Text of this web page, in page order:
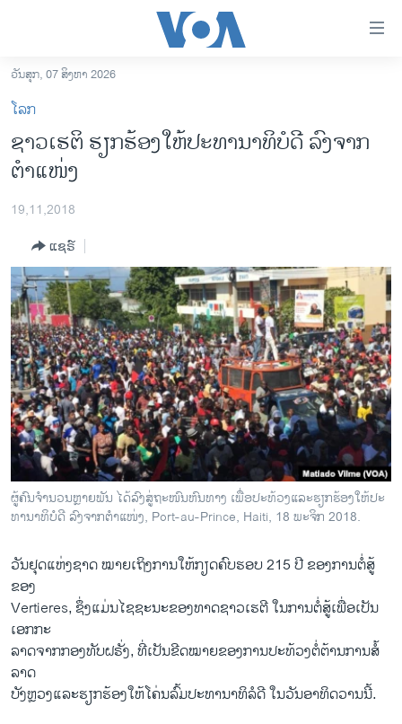
ເຂົ້າ
ຫາ
ຂ້າມ
ຂ້າມ
ຫາ
ອາເມຣິກາ
ຂ່າວ​ຈີນ
ໂລກ
ເອເຊຍ
ອິດສະຫຼະພາບດ້ານການຂ່າວ
ຊີວິດຊາວລາວ
ຊຸມຊົນຊາວລາວ
ວິທະຍາສາດ-ເທັກໂນໂລຈີ
ທຸລະກິດ
ພາສາອັງກິດ
ວີດີໂອ
ລາຍການກະຈາຍສຽງ
ລາຍງານ
ຕິດຕາມພວກເຮົາ ທີ່
ພາສາຕ່າງໆ
ວັນສຸກ, 07 ສິງຫາ 2026
ໂລກ
​ຊາວ​ເຮ​ຕິ ​ຮຽກ​ຮ້ອງ​ໃຫ້ປະ​ທາ​ນາ​ທິ​ບໍ​ດີ ລົງ​ຈາກ​
ຕຳ​ແໜ່ງ
19,11,2018
ແຊຣ໌
ຜູ້​ຄົນ​ຈຳ​ນວນຫຼາຍ​ພັນ​ ໄດ້​ລົງ​ສູ່​ຖະ​ໜົນ​ຫົນ​ທາງ ເພື່ອ​ປະ​ທ້ວງແລະ​ຮຽກ​ຮ້ອງ​ໃຫ້ປະ​
ທາ​ນາ​ທິ​ບໍ​ດີ ລົງ​ຈາກ​ຕຳ​ແໜ່ງ, Port-au-Prince, Haiti, 18 ພະ​ຈິກ 2018.
​ວັນ​ຢຸດ​ແຫ່ງ​ຊາດ ໝາຍ​ເຖິງ​ການ​ໃຫ້​ກຽດ​ຄົບ​ຮອບ 215 ປີ ຂອງ​ການ​ຕໍ່​ສູ້
ຂອງ
Vertieres, ຊຶ່ງ​ແມ່ນ​ໄຊ​ຊະ​ນະ​ຂອງ​ທາດຊາວເຮ​ຕີ ໃນ​ການ​ຕໍ່​ສູ້​ເພື່ອ​ເປັນ​
ເອກກະ
ລາດ​ຈາກ​ກອງ​ທັບຝ​ຣັ່ງ, ທີ່​ເປັນ​ຂີດ​ໝາຍ​ຂອງ​ການ​ປະ​ທ້ວງ​ຕໍ່​ຕ້ານ​ການ​ສໍ້​
ລາດ
​ບັງ​ຫຼວງແລະ​ຮຽກ​ຮ້ອງ​ໃຫ້​ໂຄ່ນ​ລົ້ມ​ປະ​ທາ​ນາ​ທິ​ລໍ​ດີ ໃນ​ວັນ​ອາ​ທິດ​ວານ​ນີ້.